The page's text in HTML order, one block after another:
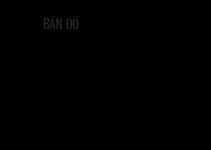
BẢN ĐỒ